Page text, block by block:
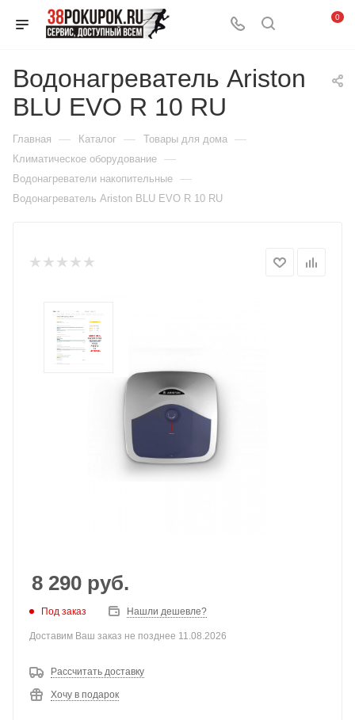
0
Водонагреватель Ariston
BLU EVO R 10 RU
Главная — Каталог — Товары для дома —
Климатическое оборудование —
Водонагреватели накопительные —
Водонагреватель Ariston BLU EVO R 10 RU
8 290 руб.
Под заказ Нашли дешевле?
Доставим Ваш заказ не позднее 11.08.2026
Рассчитать доставку
Хочу в подарок